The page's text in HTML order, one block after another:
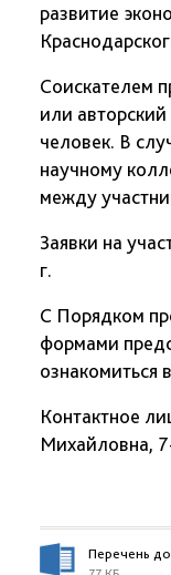
развитие
Соискателем
или
человек. В
научному
между
Заявки на
г.
С Порядком
формами
ознакомиться
Контактное
Михайловна,
Перечень